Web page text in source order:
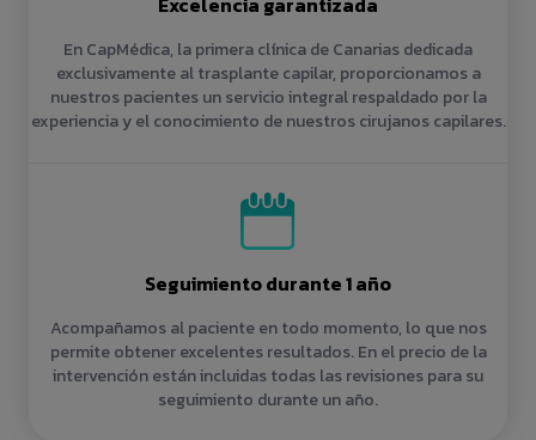
En CapMédica, la primera clínica de Canarias dedicada
exclusivamente al trasplante capilar, proporcionamos a
nuestros pacientes un servicio integral respaldado por la
experiencia y el conocimiento de nuestros cirujanos capilares.
Seguimiento durante 1 año
Acompañamos al paciente en todo momento, lo que nos
permite obtener excelentes resultados. En el precio de la
intervención están incluidas todas las revisiones para su
seguimiento durante un año.